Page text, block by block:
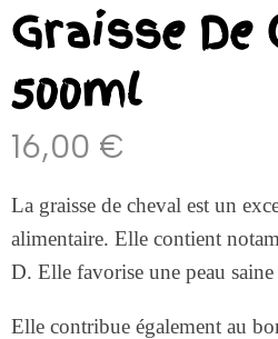
Graisse De
500ml
16,00 €
La graisse de cheval est un
alimentaire. Elle contient
D. Elle favorise une peau
Elle contribue également au